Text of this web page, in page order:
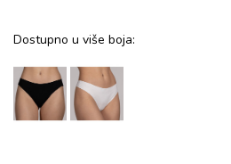
Dostupno u više boja: